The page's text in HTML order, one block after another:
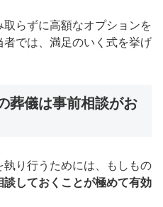
らずに高額なオプションを
では、満足のいく式を挙げ
葬儀は事前相談がお
り行うためには、もしもの
しておくことが極めて有効